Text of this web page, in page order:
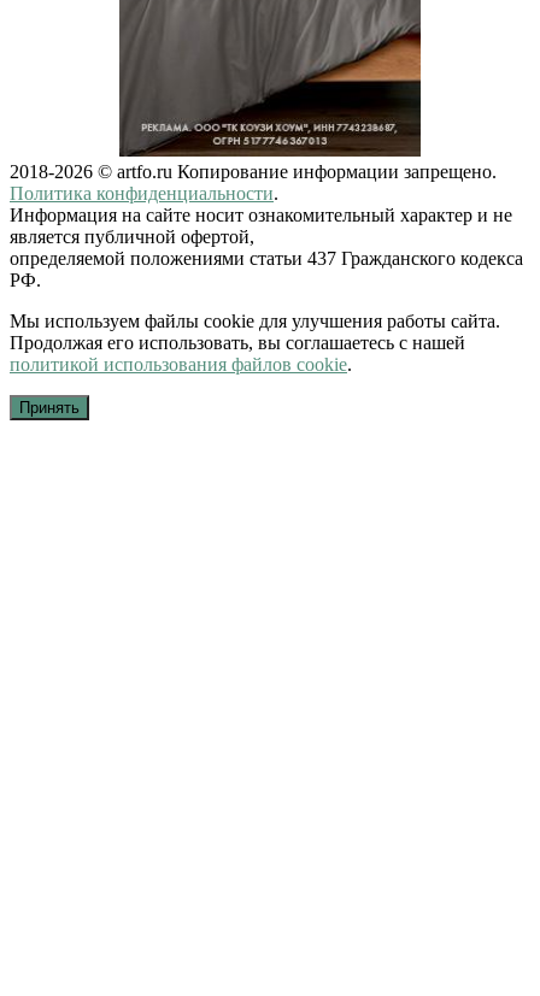
2018-2026 © artfo.ru Копирование информации запрещено.
Политика конфиденциальности.
Информация на сайте носит ознакомительный характер и не
является публичной офертой,
определяемой положениями статьи 437 Гражданского кодекса
РФ.
Мы используем файлы cookie для улучшения работы сайта.
Продолжая его использовать, вы соглашаетесь с нашей
политикой использования файлов cookie.
Принять